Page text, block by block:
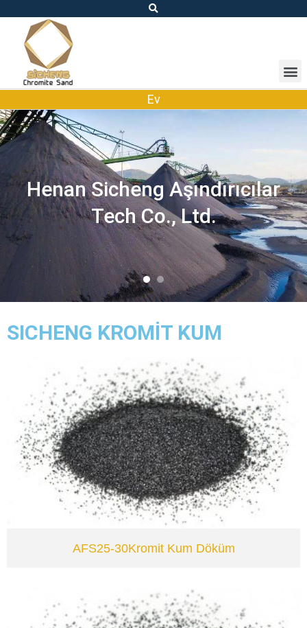
Ev
Güney Afrika'da
Özelleştirilmiş Kromit Kum
SICHENG KROMİT KUM
VIEW
AFS25-30Kromit Kum Döküm